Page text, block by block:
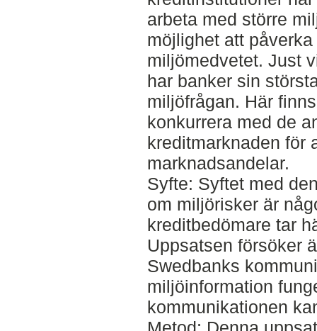
arbeta med större
möjlighet att
miljömedvetet. Just
har banker sin
miljöfrågan. Här
konkurrera med de
kreditmarknaden för
marknadsandelar.
Syfte: Syftet med
om miljörisker är
kreditbedömare tar
Uppsatsen försöker
Swedbanks
miljöinformation
kommunikationen